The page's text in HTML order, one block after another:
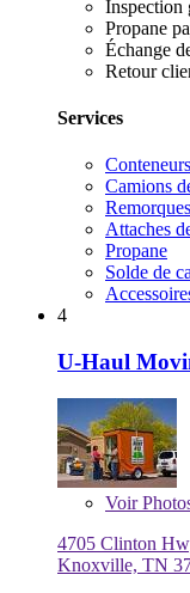
Inspection
Propane
Échange
Retour
Services
Camions
Attaches
Propane
Solde de
4
U-Haul
Voir
4705 Clinton
Knoxville, TN